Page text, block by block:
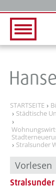
STARTSEITE
Städtische
Stralsunder
Vorlesen